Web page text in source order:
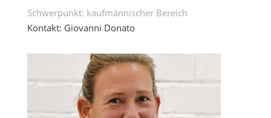
Schwerpunkt: kaufmännischer Bereich
Kontakt: Giovanni Donato